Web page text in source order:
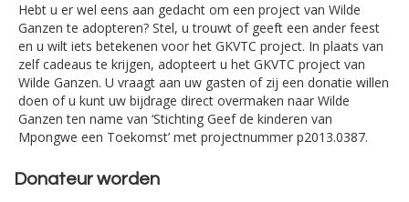
Hebt u er wel eens aan gedacht om een project van Wilde
Ganzen te adopteren? Stel, u trouwt of geeft een ander feest
en u wilt iets betekenen voor het GKVTC project. In plaats van
zelf cadeaus te krijgen, adopteert u het GKVTC project van
Wilde Ganzen. U vraagt aan uw gasten of zij een donatie willen
doen of u kunt uw bijdrage direct overmaken naar Wilde
Ganzen ten name van ‘Stichting Geef de kinderen van
Mpongwe een Toekomst’ met projectnummer p2013.0387.
Donateur worden